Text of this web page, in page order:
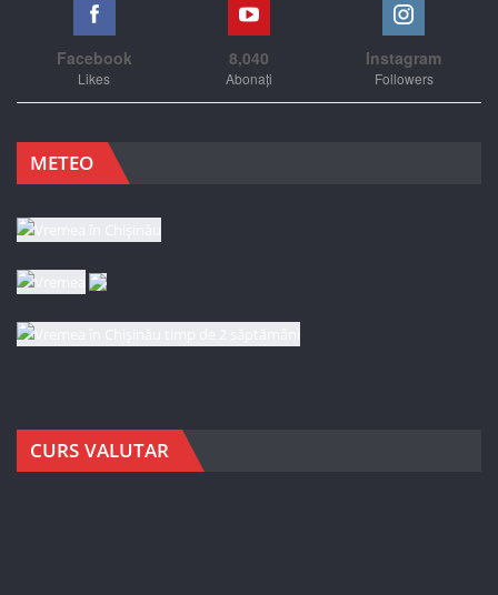
Facebook
Likes
8,040
Abonați
Instagram
Followers
METEO
CURS VALUTAR